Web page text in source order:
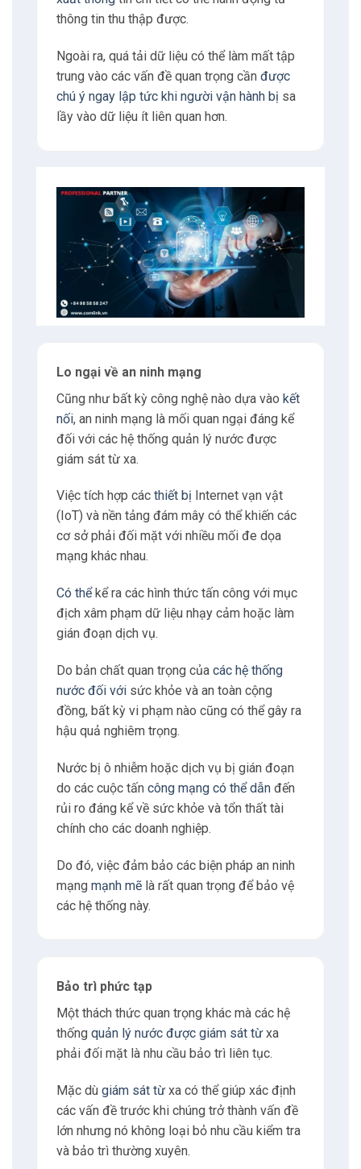
thông tin thu thập được.
Ngoài ra, quá tải dữ liệu có thể làm mất tập
trung vào các vấn đề quan trọng cần được
chú ý ngay lập tức khi người vận hành bị sa
lầy vào dữ liệu ít liên quan hơn.
Lo ngại về an ninh mạng
Cũng như bất kỳ công nghệ nào dựa vào kết
nối, an ninh mạng là mối quan ngại đáng kể
đối với các hệ thống quản lý nước được
giám sát từ xa.
Việc tích hợp các thiết bị Internet vạn vật
(IoT) và nền tảng đám mây có thể khiến các
cơ sở phải đối mặt với nhiều mối đe dọa
mạng khác nhau.
Có thểkể ra các hình thức tấn công với mục
địch xâm phạm dữ liệu nhạy cảm hoặc làm
gián đoạn dịch vụ.
Do bản chất quan trọng của các hệ thống
nước đối vớisức khỏe và an toàn cộng
đồng, bất kỳ vi phạm nào cũng có thể gây ra
hậu quả nghiêm trọng.
Nước bị ô nhiễm hoặc dịch vụ bị gián đoạn
do các cuộc tấn công mạng có thể dẫnđến
rủi ro đáng kể về sức khỏe và tổn thất tài
chính cho các doanh nghiệp.
Do đó, việc đảm bảo các biện pháp an ninh
mạng mạnh mẽlà rất quan trọng để bảo vệ
các hệ thống này.
Bảo trì phức tạp
Một thách thức quan trọng khác mà các hệ
thống quản lý nước được giám sát từxa
phải đối mặt là nhu cầu bảo trì liên tục.
Mặc dù giám sát từxa có thể giúp xác định
các vấn đề trước khi chúng trở thành vấn đề
lớn nhưng nó không loại bỏ nhu cầu kiểm tra
và bảo trì thường xuyên.